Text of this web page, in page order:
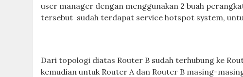
user manager dengan menggunakan 2 buah
tersebut sudah terdapat service hotspot system,
Dari topologi diatas Router B sudah terhubung ke
kemudian untuk Router A dan Router B masing-